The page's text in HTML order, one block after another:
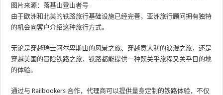
图片来源：落基山登山者号
由于欧洲和北美的铁路旅行基础设施已经完善，亚洲旅行顾问拥有独特
的机会向客户介绍这种旅行方式。
无论是穿越瑞士阿尔卑斯山的风景之旅、穿越意大利的浪漫之旅，还是
穿越美国的冒险铁路之旅，铁路都能提供一种既关乎旅程又关乎目的地
的体验。
通过与 Railbookers 合作，代理商可以提供量身定制的铁路体验，不仅